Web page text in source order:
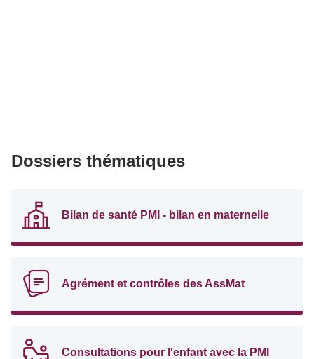
Dossiers thématiques
Bilan de santé PMI - bilan en maternelle
Agrément et contrôles des AssMat
Consultations pour l'enfant avec la PMI